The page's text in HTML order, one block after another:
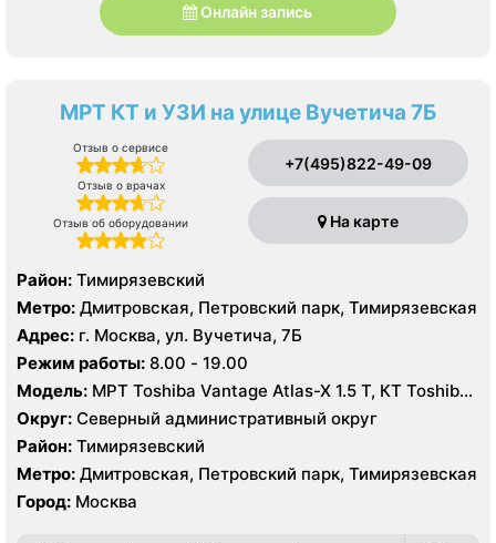
Онлайн запись
МРТ КТ и УЗИ на улице Вучетича 7Б
Отзыв о сервисе
Отзыв о врачах
Отзыв об оборудовании
+7(495)822-49-09
На карте
Район: Тимирязевский
Метро: Дмитровская, Петровский парк, Тимирязевская
Адрес: г. Москва, ул. Вучетича, 7Б
Режим работы: 8.00 - 19.00
Модель: МРТ Toshiba Vantage Atlas-X 1.5 Т, КТ Toshiba
Aquilion 64 среза, УЗИ
Округ: Северный административный округ
Район: Тимирязевский
Метро: Дмитровская, Петровский парк, Тимирязевская
Город: Москва